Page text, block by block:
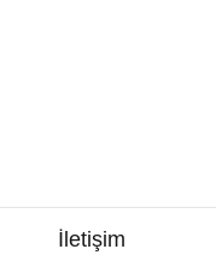
İletişim